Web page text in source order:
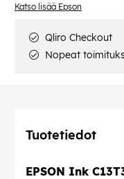
Katso lisää Epson
Qliro Checkout
Nopeat
Tuotetiedot
EPSON Ink